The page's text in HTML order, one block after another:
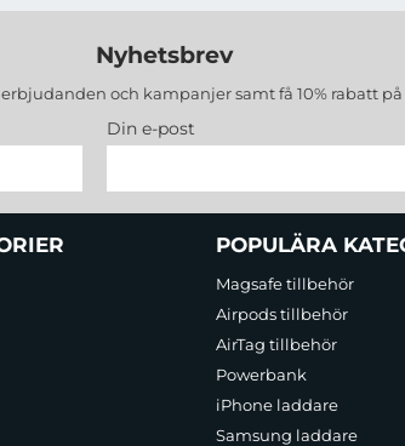
Nyhetsbrev
och kampanjer samt få 10% rabatt
Din e-post
POPULÄRA
Magsafe tillbehör
Airpods tillbehör
AirTag tillbehör
Powerbank
iPhone laddare
Samsung laddare